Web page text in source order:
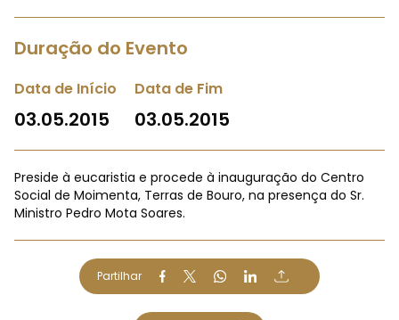
Duração do Evento
Data de Início
03.05.2015
Data de Fim
03.05.2015
Preside à eucaristia e procede à inauguração do Centro
Social de Moimenta, Terras de Bouro, na presença do Sr.
Ministro Pedro Mota Soares.
Partilhar